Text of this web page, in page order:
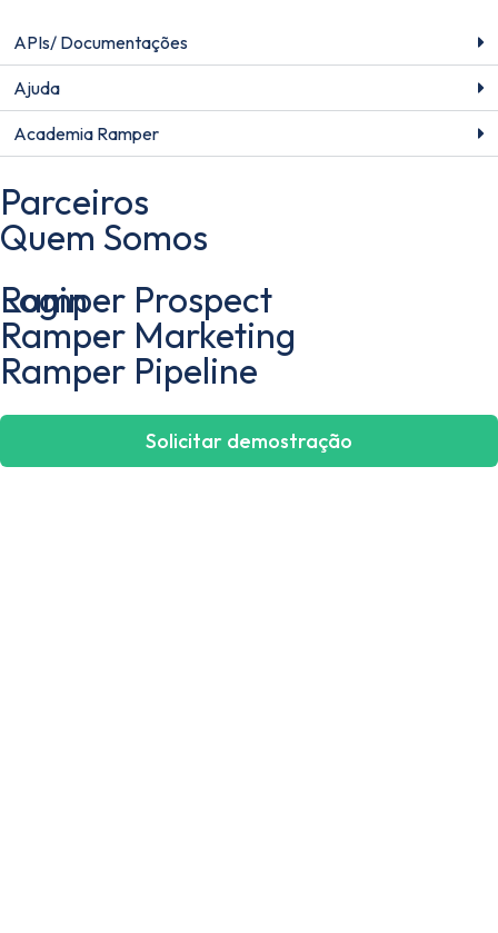
APIs/ Documentações
Ajuda
Academia Ramper
Parceiros
Quem Somos
Login
Ramper Prospect
Ramper Marketing
Ramper Pipeline
Solicitar demostração